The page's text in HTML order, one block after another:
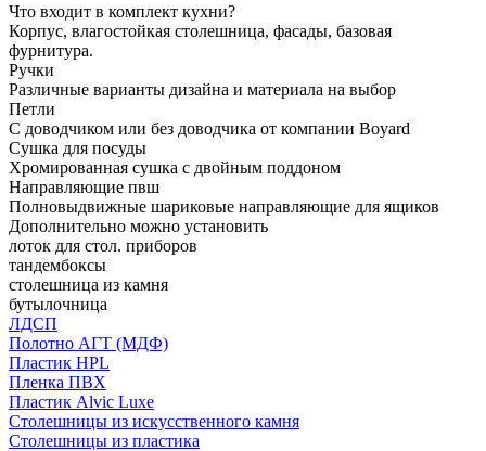
Что входит в комплект кухни?
Корпус, влагостойкая столешница, фасады, базовая
фурнитура.
Ручки
Различные варианты дизайна и материала на выбор
Петли
С доводчиком или без доводчика от компании Boyard
Сушка для посуды
Хромированная сушка с двойным поддоном
Направляющие пвш
Полновыдвижные шариковые направляющие для ящиков
Дополнительно можно установить
лоток для стол. приборов
тандембоксы
столешница из камня
бутылочница
ЛДСП
Полотно АГТ (МДФ)
Пластик HPL
Пленка ПВХ
Пластик Alvic Luxe
Столешницы из искусственного камня
Столешницы из пластика